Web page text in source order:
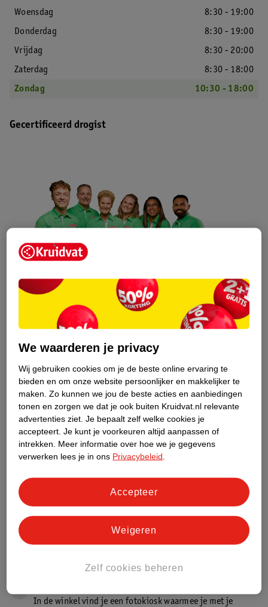
Woensdag
8:30 - 19:00
Donderdag
8:30 - 19:00
Vrijdag
8:30 - 20:00
Zaterdag
8:30 - 18:00
Zondag
10:30 - 18:00
Gecertificeerd drogist
Kruidvat is een erkend specialist in
gezondheidsvraag ook is, stel hem aan
ons!
Stel je gezondheidsvraag
Ook in deze winkel
Kruidvat.nl ophaalpunt
winkel. Zo hoef je niet thuis te blijven voor de Kruidvat
Kruidvat is een gecertificeerd drogist. Dit betekent dat je
winkel én online!
In de winkel vind je een fotokiosk waarmee je met je
We waarderen je privacy
Wij gebruiken cookies om je de beste online ervaring te
bieden en om onze website persoonlijker en makkelijker te
maken. Zo kunnen we jou de beste acties en aanbiedingen
tonen en zorgen we dat je ook buiten Kruidvat.nl relevante
advertenties ziet. Je bepaalt zelf welke cookies je
accepteert. Je kunt je voorkeuren altijd aanpassen of
intrekken.
Meer informatie over hoe we je gegevens
verwerken lees je in ons Privacybeleid
Zelf cookies beheren
Weigeren
Accepteer